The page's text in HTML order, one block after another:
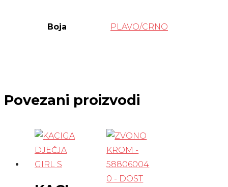
Boja PLAVO/CRNO
Povezani proizvodi